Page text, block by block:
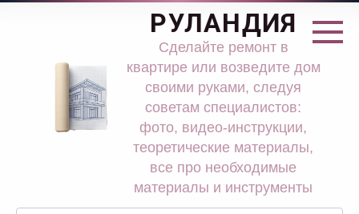
Перейти
РУЛАНДИЯ
Сделайте ремонт в
квартире или возведите дом
своими руками, следуя
советам специалистов:
фото, видео-инструкции,
теоретические материалы,
все про необходимые
материалы и инструменты